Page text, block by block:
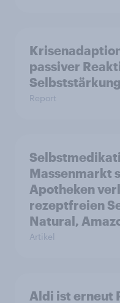
passiver
Selbststärkung
Report
Massenmarkt
Apotheken
rezeptfreien
Natural,
Artikel
Aldi ist erneut